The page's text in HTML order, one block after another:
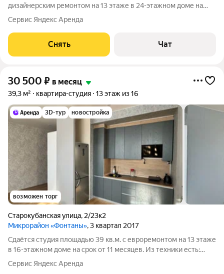
дизайнерским ремонтом на 13 этаже в 24-этажном доме на
срок от 11 месяцев. Из техники есть: Телевизор Духовой шкаф
Стиральная машина Холодильник Посудомоечная машина
Сервис Яндекс Аренда
Снять Чат
30 500 ₽ в месяц
39,3 м² квартира-студия 13 этаж из 16
3D-тур новостройка
возможен торг
Старокубанская улица, 2/23к2
Микрорайон «Фонтаны», 3 квартал 2017
Сдаётся студия площадью 39 кв.м. с евроремонтом на 13 этаже
в 16-этажном доме на срок от 11 месяцев. Из техники есть:
Телевизор Стиральная машина Холодильник Кондиционер
Дом - монолитный, окна выходят на улицу. В подъезде 2 лифта
Сервис Яндекс Аренда